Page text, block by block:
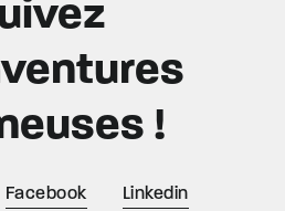
!
Facebook Linkedin